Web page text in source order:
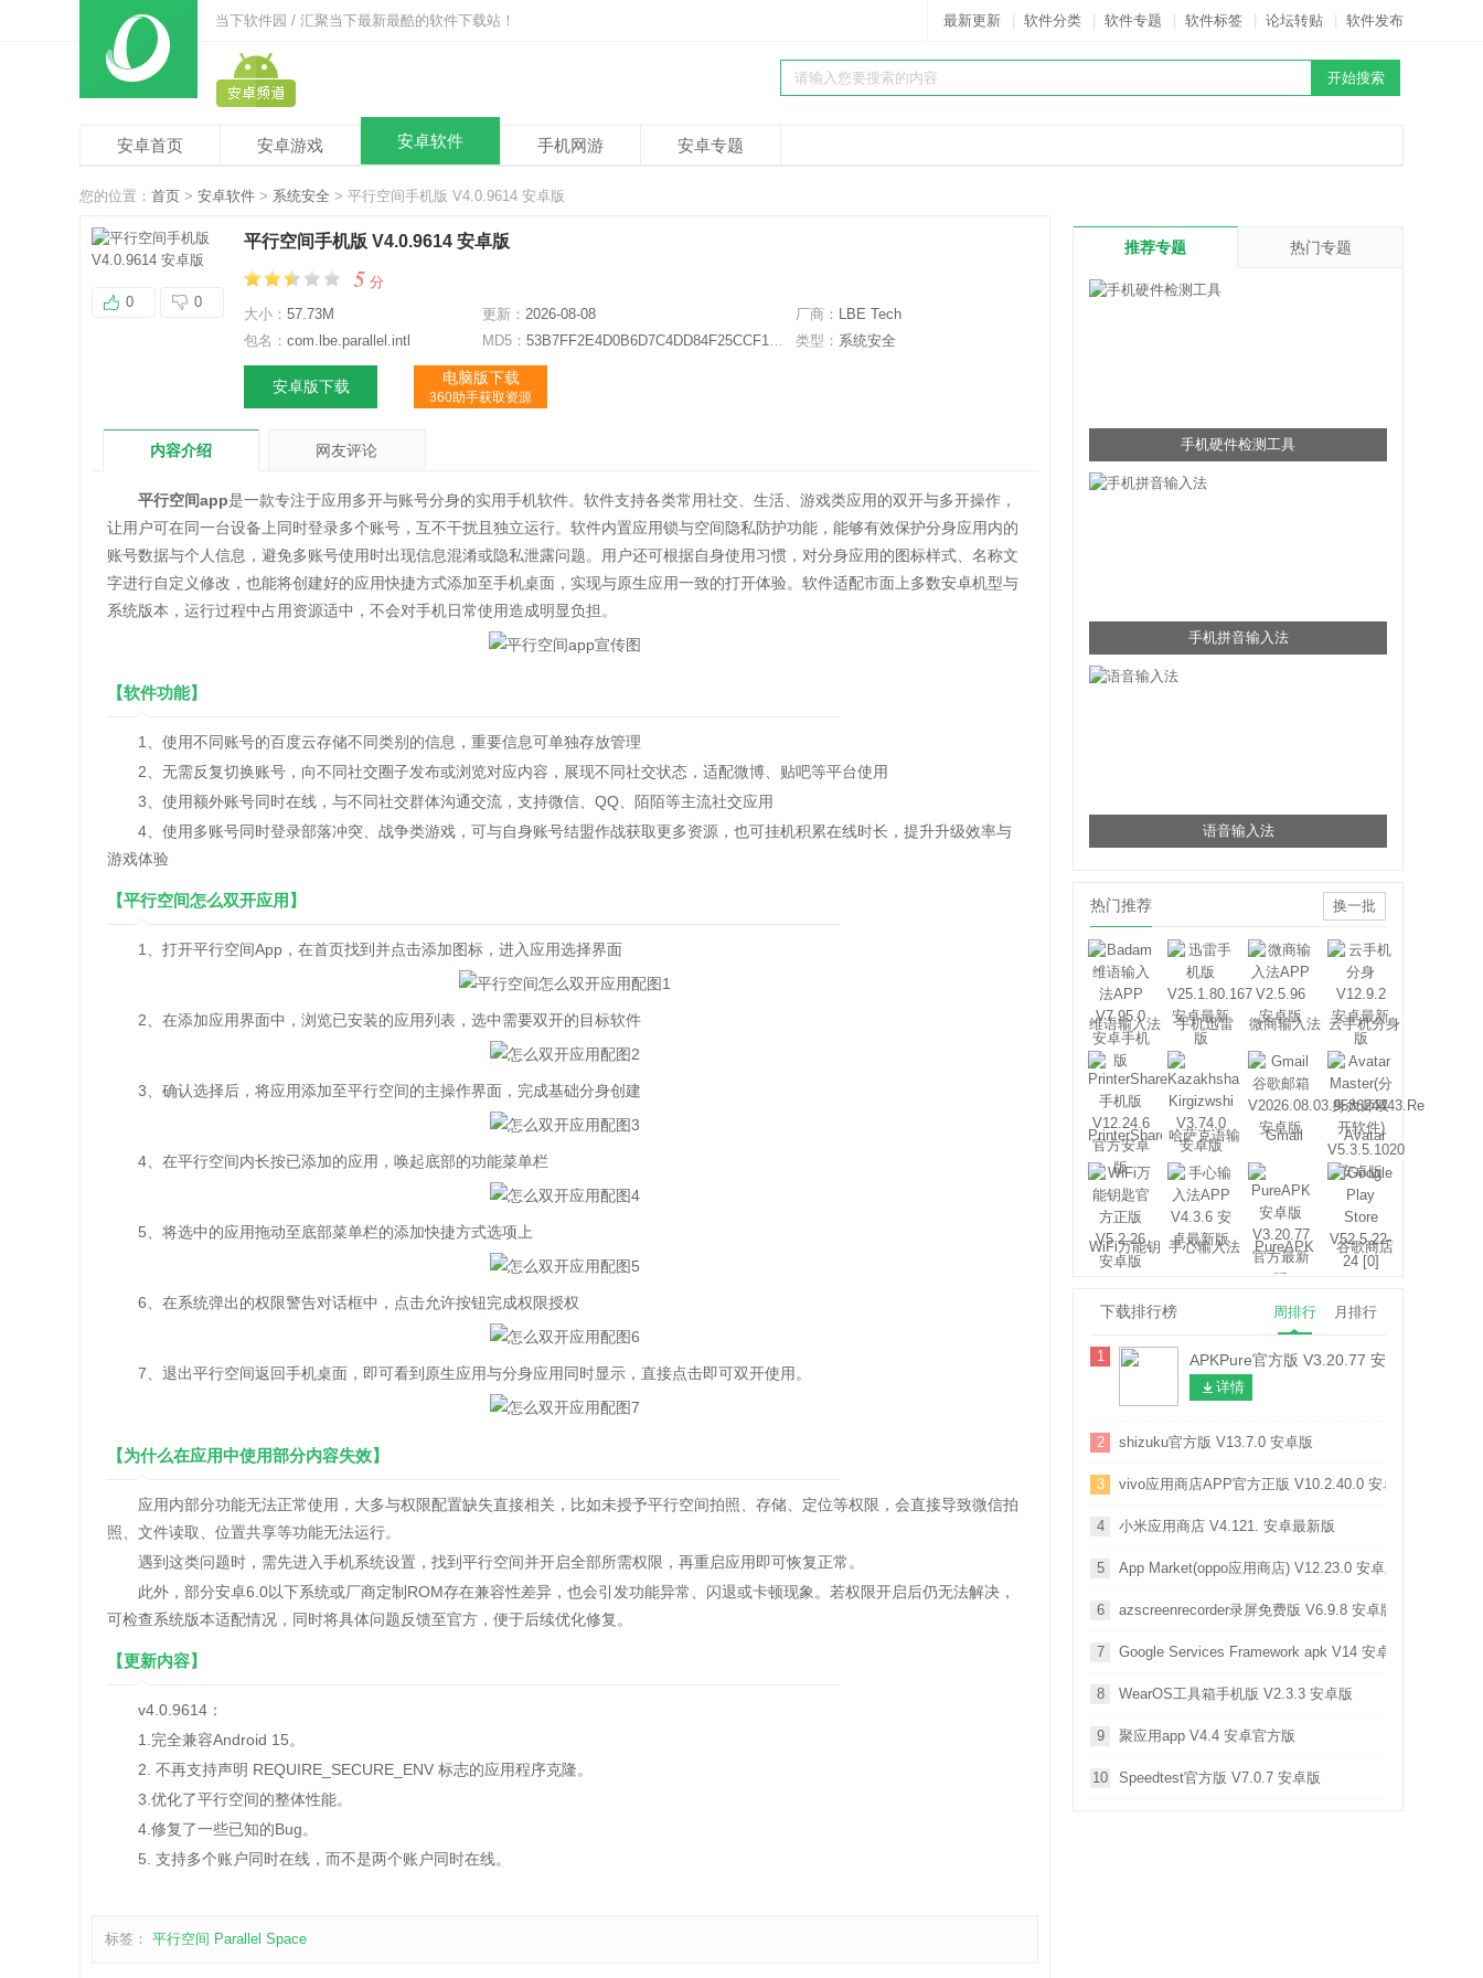
当下软件园 / 汇聚当下最新最酷的软件下载站！ 最新更新 软件分类 软件专题 软件标签 论坛转贴 软件发布
安卓首页 安卓游戏 安卓软件 手机网游 安卓专题
您的位置： 首页 > 安卓软件 > 系统安全 > 平行空间手机版 V4.0.9614 安卓版
0 0
平行空间手机版 V4.0.9614 安卓版
5 分
大小： 57.73M 更新： 2026-08-08 厂商： LBE Tech
包名： com.lbe.parallel.intl MD5： 53B7FF2E4D0B6D7C4DD84F25CCF1DE1C 类型： 系统安全
安卓版下载 电脑版下载
360助手获取资源
内容介绍 网友评论
平行空间app是一款专注于应用多开与账号分身的实用手机软件。软件支持各类常用社交、生活、游戏类应用的双开与多开操作，
让用户可在同一台设备上同时登录多个账号，互不干扰且独立运行。软件内置应用锁与空间隐私防护功能，能够有效保护分身应用内的
账号数据与个人信息，避免多账号使用时出现信息混淆或隐私泄露问题。用户还可根据自身使用习惯，对分身应用的图标样式、名称文
字进行自定义修改，也能将创建好的应用快捷方式添加至手机桌面，实现与原生应用一致的打开体验。软件适配市面上多数安卓机型与
系统版本，运行过程中占用资源适中，不会对手机日常使用造成明显负担。
【软件功能】
1、使用不同账号的百度云存储不同类别的信息，重要信息可单独存放管理
2、无需反复切换账号，向不同社交圈子发布或浏览对应内容，展现不同社交状态，适配微博、贴吧等平台使用
3、使用额外账号同时在线，与不同社交群体沟通交流，支持微信、QQ、陌陌等主流社交应用
4、使用多账号同时登录部落冲突、战争类游戏，可与自身账号结盟作战获取更多资源，也可挂机积累在线时长，提升升级效率与
游戏体验
【平行空间怎么双开应用】
1、打开平行空间App，在首页找到并点击添加图标，进入应用选择界面
2、在添加应用界面中，浏览已安装的应用列表，选中需要双开的目标软件
3、确认选择后，将应用添加至平行空间的主操作界面，完成基础分身创建
4、在平行空间内长按已添加的应用，唤起底部的功能菜单栏
5、将选中的应用拖动至底部菜单栏的添加快捷方式选项上
6、在系统弹出的权限警告对话框中，点击允许按钮完成权限授权
7、退出平行空间返回手机桌面，即可看到原生应用与分身应用同时显示，直接点击即可双开使用。
【为什么在应用中使用部分内容失效】
应用内部分功能无法正常使用，大多与权限配置缺失直接相关，比如未授予平行空间拍照、存储、定位等权限，会直接导致微信拍
照、文件读取、位置共享等功能无法运行。
遇到这类问题时，需先进入手机系统设置，找到平行空间并开启全部所需权限，再重启应用即可恢复正常。
此外，部分安卓6.0以下系统或厂商定制ROM存在兼容性差异，也会引发功能异常、闪退或卡顿现象。若权限开启后仍无法解决，
可检查系统版本适配情况，同时将具体问题反馈至官方，便于后续优化修复。
【更新内容】
v4.0.9614：
1.完全兼容Android 15。
2. 不再支持声明 REQUIRE_SECURE_ENV 标志的应用程序克隆。
3.优化了平行空间的整体性能。
4.修复了一些已知的Bug。
5. 支持多个账户同时在线，而不是两个账户同时在线。
标签： 平行空间 Parallel Space
推荐专题 热门专题
手机硬件检测工具
手机拼音输入法
语音输入法
热门推荐 换一批
维语输入法 手机迅雷 微商输入法 云手机分身
PrinterShare 哈萨克语输
入法
Gmail
Avatar
Master
WiFi万能钥
匙
手心输入法 PureAPK 谷歌商店
下载排行榜 周排行 月排行
1 APKPure官方版 V3.20.77 安卓版
详情
2 shizuku官方版 V13.7.0 安卓版
3 vivo应用商店APP官方正版 V10.2.40.0 安卓版
4 小米应用商店 V4.121. 安卓最新版
5 App Market(oppo应用商店) V12.23.0 安卓版
6 azscreenrecorder录屏免费版 V6.9.8 安卓版
7 Google Services Framework apk V14 安卓版
8 WearOS工具箱手机版 V2.3.3 安卓版
9 聚应用app V4.4 安卓官方版
10 Speedtest官方版 V7.0.7 安卓版